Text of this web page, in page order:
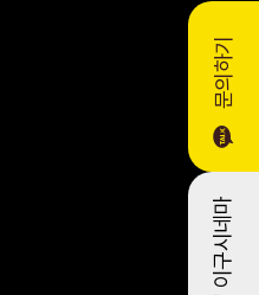
문의하기
이구시네마